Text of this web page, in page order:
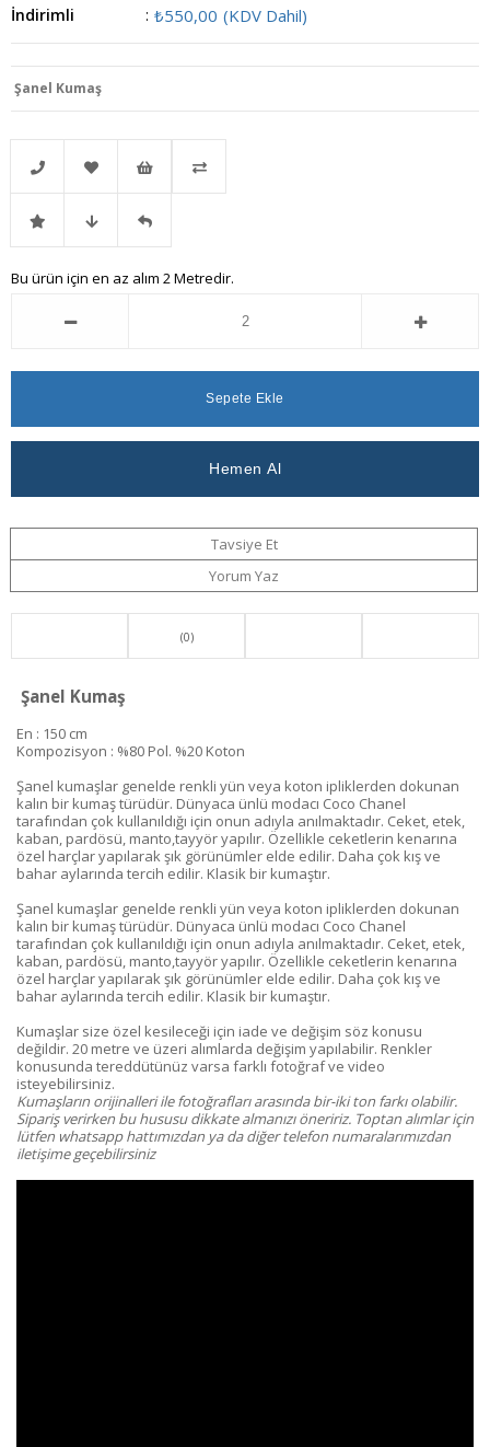
İndirimli
: ₺550,00 (KDV Dahil)
Şanel Kumaş
Telefonla
Sipariş
Favorilere
Ekle
İstek
Listeme
İndirimli Fiyat
Ver
Gelince
Bu ürün için en az alım 2 Metredir.
Tavsiye Et
Yorum Yaz
(0)
Şanel Kumaş
En : 150 cm
Kompozisyon : %80 Pol. %20 Koton
Şanel kumaşlar genelde renkli yün veya koton ipliklerden dokunan
kalın bir kumaş türüdür. Dünyaca ünlü modacı Coco Chanel
tarafından çok kullanıldığı için onun adıyla anılmaktadır. Ceket, etek,
kaban, pardösü, manto,tayyör yapılır. Özellikle ceketlerin kenarına
özel harçlar yapılarak şık görünümler elde edilir. Daha çok kış ve
bahar aylarında tercih edilir. Klasik bir kumaştır.
Şanel kumaşlar genelde renkli yün veya koton ipliklerden dokunan
kalın bir kumaş türüdür. Dünyaca ünlü modacı Coco Chanel
tarafından çok kullanıldığı için onun adıyla anılmaktadır. Ceket, etek,
kaban, pardösü, manto,tayyör yapılır. Özellikle ceketlerin kenarına
özel harçlar yapılarak şık görünümler elde edilir. Daha çok kış ve
bahar aylarında tercih edilir. Klasik bir kumaştır.
Kumaşlar size özel kesileceği için iade ve değişim söz konusu
değildir. 20 metre ve üzeri alımlarda değişim yapılabilir. Renkler
konusunda tereddütünüz varsa farklı fotoğraf ve video
isteyebilirsiniz.
Kumaşların orijinalleri ile fotoğrafları arasında bir-iki ton farkı olabilir.
Sipariş verirken bu hususu dikkate almanızı öneririz. Toptan alımlar için
lütfen whatsapp hattımızdan ya da diğer telefon numaralarımızdan
iletişime geçebilirsiniz